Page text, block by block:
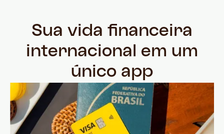
Sua vida financeira
internacional em um
único app